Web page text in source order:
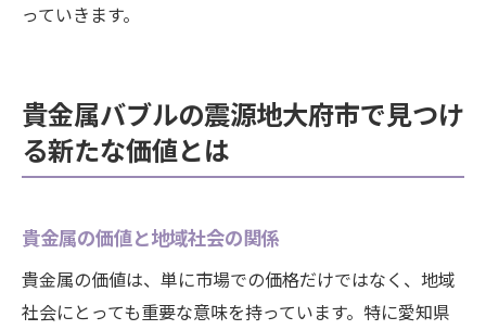
っていきます。
貴金属バブルの震源地大府市で見つけ
る新たな価値とは
貴金属の価値と地域社会の関係
貴金属の価値は、単に市場での価格だけではなく、地域
社会にとっても重要な意味を持っています。特に愛知県